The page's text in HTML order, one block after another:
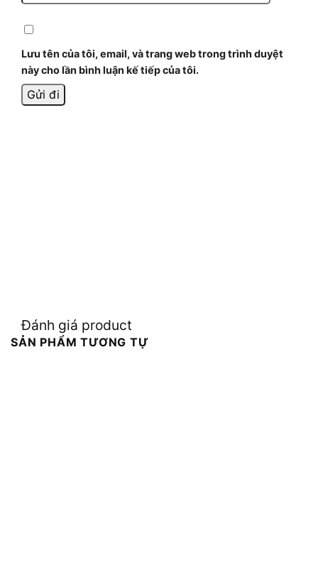
Lưu tên của tôi, email, và trang web trong trình duyệt
này cho lần bình luận kế tiếp của tôi.
Đánh giá product
SẢN PHẨM TƯƠNG TỰ